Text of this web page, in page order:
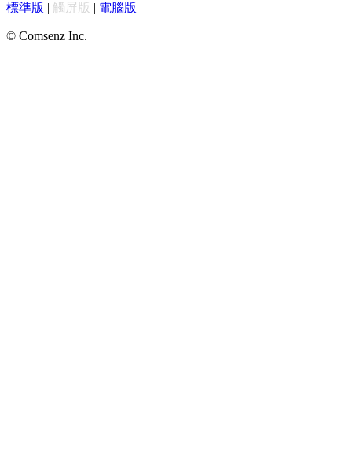
標準版 | 觸屏版 | 電腦版 |
© Comsenz Inc.